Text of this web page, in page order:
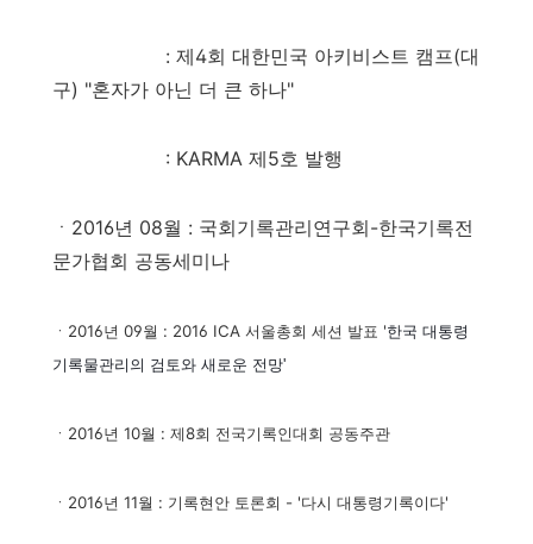
: 제4회 대한민국 아키비스트 캠프(대
구) "혼자가 아닌 더 큰 하나"
: KARMA 제5호 발행
ㆍ2016년 08월 : 국회기록관리연구회-한국기록전
문가협회 공동세미나
ㆍ2016년 09월 : 2016 ICA 서울총회 세션 발표 '한국 대통령
기록물관리의 검토와 새로운 전망'
ㆍ2016년 10월 : 제8회 전국기록인대회 공동주관
ㆍ2016년 11월 : 기록현안 토론회 - '다시 대통령기록이다'